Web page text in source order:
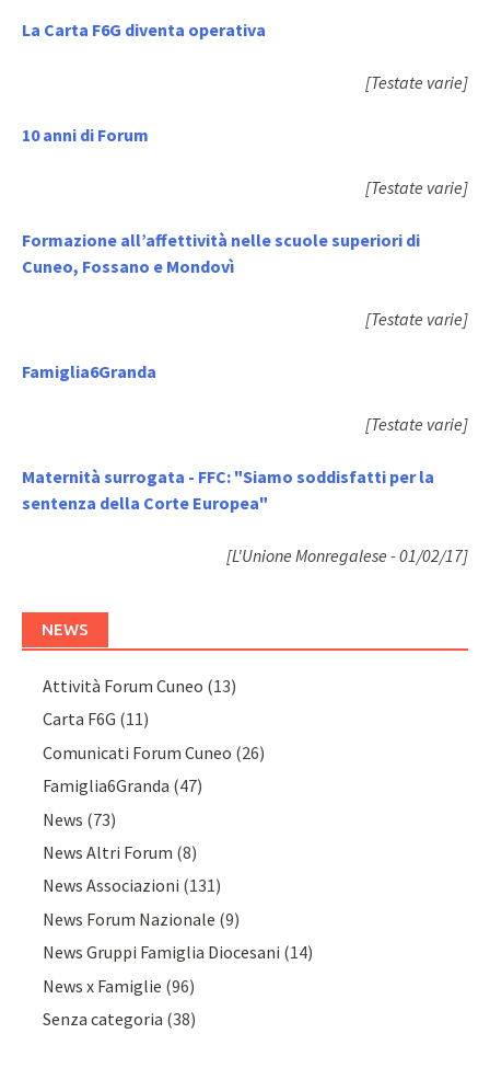
La Carta F6G diventa operativa
[Testate varie]
10 anni di Forum
[Testate varie]
Formazione all’affettività nelle scuole superiori di
Cuneo, Fossano e Mondovì
[Testate varie]
Famiglia6Granda
[Testate varie]
Maternità surrogata - FFC: "Siamo soddisfatti per la
sentenza della Corte Europea"
[L'Unione Monregalese - 01/02/17]
NEWS
Attività Forum Cuneo (13)
Carta F6G (11)
Comunicati Forum Cuneo (26)
Famiglia6Granda (47)
News (73)
News Altri Forum (8)
News Associazioni (131)
News Forum Nazionale (9)
News Gruppi Famiglia Diocesani (14)
News x Famiglie (96)
Senza categoria (38)